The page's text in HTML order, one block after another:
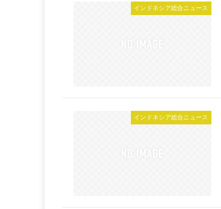
インドネシア総合ニュース
インドネシア総合ニュース